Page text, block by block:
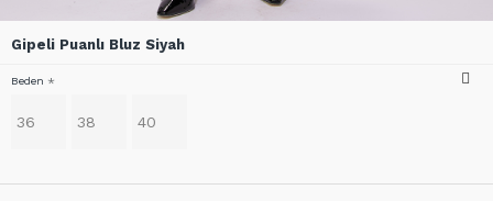
Gipeli Puanlı Bluz Siyah
Beden
36 38 40